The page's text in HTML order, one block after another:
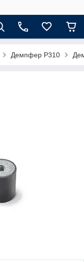
Демпфер P310